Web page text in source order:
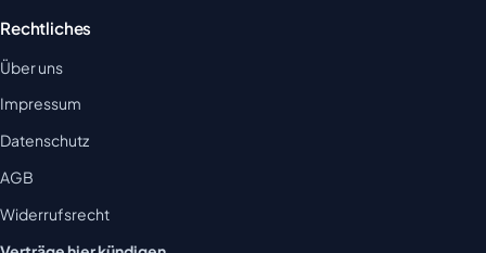
Rechtliches
Über uns
Impressum
Datenschutz
AGB
Widerrufsrecht